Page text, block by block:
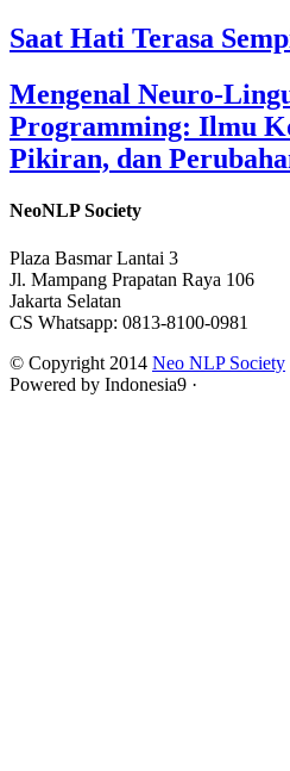
Saat Hati Terasa
Mengenal Neuro-
Programming: Ilmu
Pikiran, dan
NeoNLP Society
Plaza Basmar Lantai 3
Jl. Mampang Prapatan Raya 106
Jakarta Selatan
CS Whatsapp: 0813-8100-0981
© Copyright 2014 Neo NLP Society
Powered by Indonesia9 ·